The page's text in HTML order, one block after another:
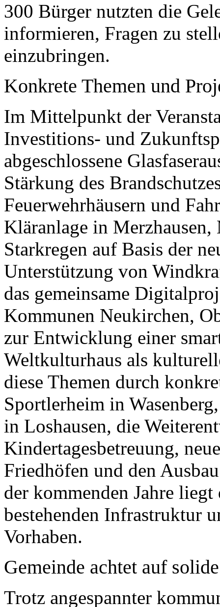
300 Bürger nutzten die
informieren, Fragen zu
einzubringen.
Konkrete Themen und
Im Mittelpunkt der
Investitions- und
abgeschlossene
Stärkung des
Feuerwehrhäusern und
Kläranlage in
Starkregen auf Basis der
Unterstützung von
das gemeinsame
Kommunen Neukirchen,
zur Entwicklung einer
Weltkulturhaus als
diese Themen durch
Sportlerheim in
in Loshausen, die
Kindertagesbetreuung,
Friedhöfen und den
der kommenden Jahre
bestehenden Infrastruktur
Vorhaben.
Gemeinde achtet auf
Trotz angespannter